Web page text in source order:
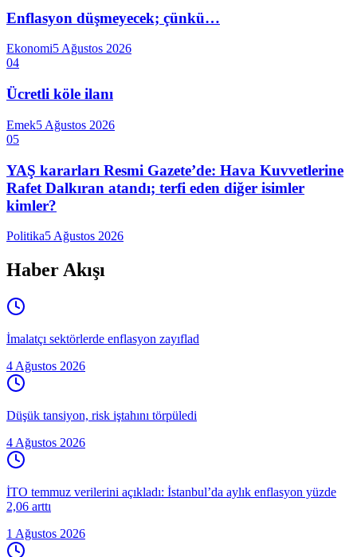
Enflasyon düşmeyecek; çünkü…
Ekonomi5 Ağustos 2026
04
Ücretli köle ilanı
Emek5 Ağustos 2026
05
YAŞ kararları Resmi Gazete’de: Hava Kuvvetlerine
Rafet Dalkıran atandı; terfi eden diğer isimler
kimler?
Politika5 Ağustos 2026
Haber Akışı
İmalatçı sektörlerde enflasyon zayıflad
4 Ağustos 2026
Düşük tansiyon, risk iştahını törpüledi
4 Ağustos 2026
İTO temmuz verilerini açıkladı: İstanbul’da aylık enflasyon yüzde
2,06 arttı
1 Ağustos 2026